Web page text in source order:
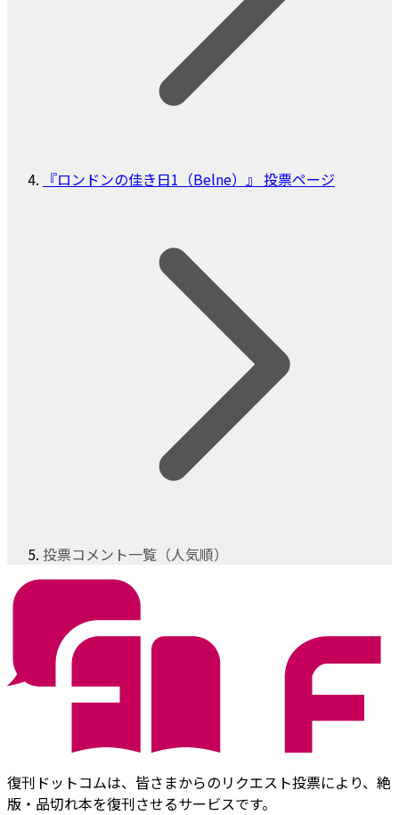
『ロンドンの佳き日1（Belne）』 投票ページ
投票コメント一覧（人気順）
復刊ドットコムは、皆さまからのリクエスト投票により、絶
版・品切れ本を復刊させるサービスです。